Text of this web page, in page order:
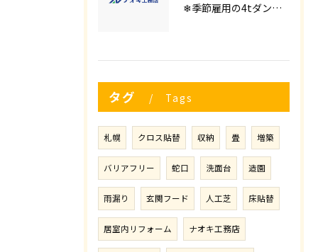
❄季節雇用の4tダンプの運転手募集⛄
タグ Tags
札幌 クロス貼替 収納 畳 増築
バリアフリー 蛇口 洗面台 造園
雨漏り 玄関フード 人工芝 床貼替
居室内リフォーム ナオキ工務店